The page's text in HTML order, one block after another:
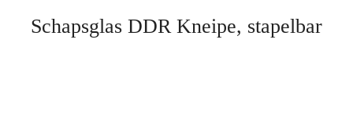
Schapsglas DDR Kneipe, stapelbar